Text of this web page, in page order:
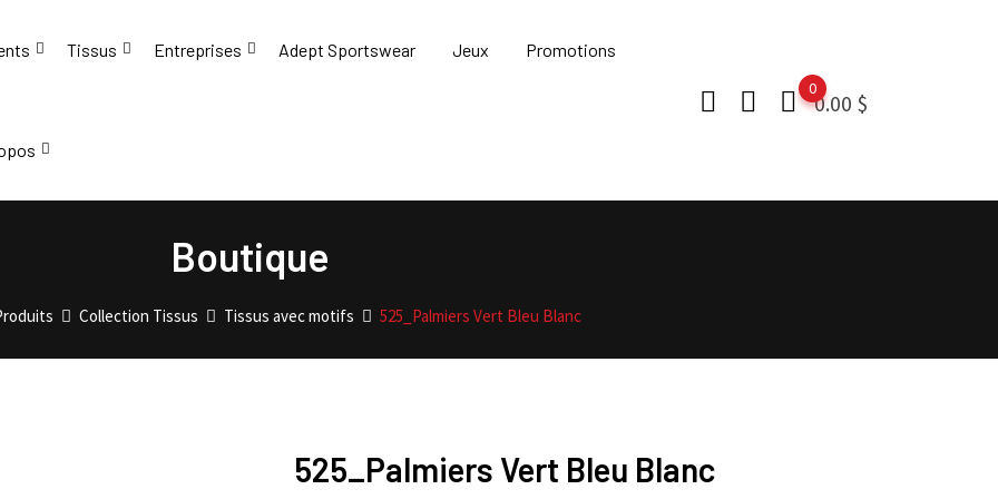
Tissus Entreprises Adept Sportswear Jeux Promotions
0.00 $
0
Boutique
Collection Tissus Tissus avec motifs 525_Palmiers Vert Bleu Blanc
525_Palmiers Vert Bleu Blanc